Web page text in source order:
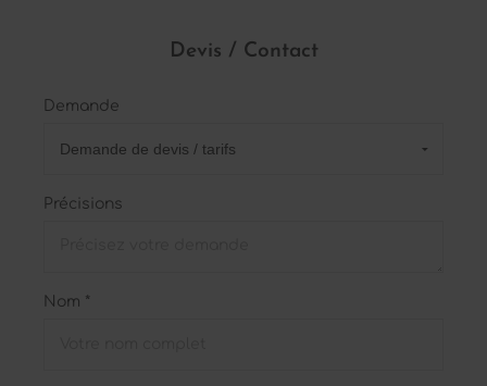
Devis / Contact
Demande
Précisions
Nom *